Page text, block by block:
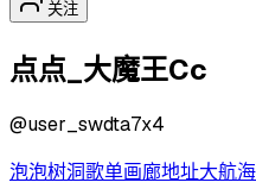
关注
点点_大魔王Cc
@user_swdta7x4
泡泡树洞歌单画廊地址大航海